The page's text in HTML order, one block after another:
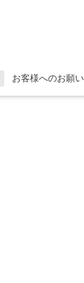
お客様へのお願い